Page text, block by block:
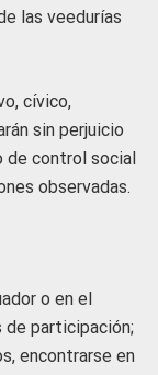
las veedurías
cívico,
sin perjuicio
de control social
observadas.
o en el
de participación;
encontrarse en